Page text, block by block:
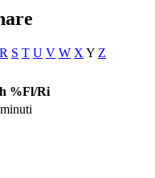
R S T U V W X Y Z
%Fl/Ri